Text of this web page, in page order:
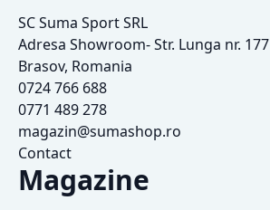
SC Suma Sport SRL
Adresa Showroom- Str. Lunga nr. 177
Brasov, Romania
0724 766 688
0771 489 278
magazin@sumashop.ro
Contact
Magazine